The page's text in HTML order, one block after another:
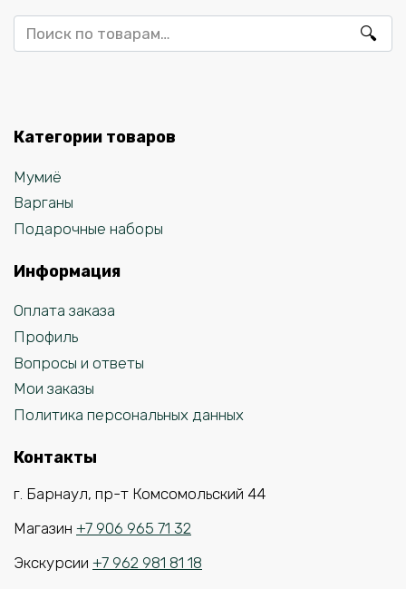
Искать:
Категории товаров
Мумиё
Варганы
Подарочные наборы
Информация
Оплата заказа
Профиль
Вопросы и ответы
Мои заказы
Политика персональных данных
Контакты
г. Барнаул, пр-т Комсомольский 44
Магазин +7 906 965 71 32
Экскурсии +7 962 981 81 18